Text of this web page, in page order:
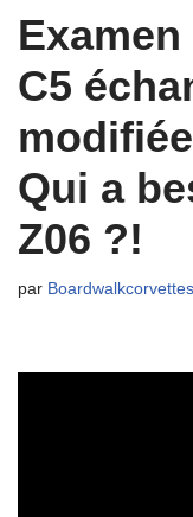
C5
Qui a
Z06 ?!
par Boardwalkcorvettes